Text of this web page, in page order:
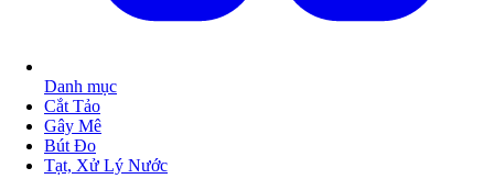
Danh mục
Cắt Tảo
Gây Mê
Bút Đo
Tạt, Xử Lý Nước